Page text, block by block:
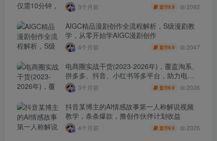
3个月前 盟币9.9 2092
AIGC精品漫剧创作全流程解析，S级漫剧教
学，从零开始学AIGC漫剧创作
4个月前 盟币9.9 2047
电商圈实战干货(2023-2026年)，覆盖淘系、
拼多多、抖音、小红书等多平台，助力电商
人避开坑、提效率、稳盈利(更新4月)
3个月前 盟币9.9 2036
抖音某博主的AI情感故事第一人称解说视频
教学，条条爆款，撸创作伙伴计划收益
4个月前 盟币9.9 2026